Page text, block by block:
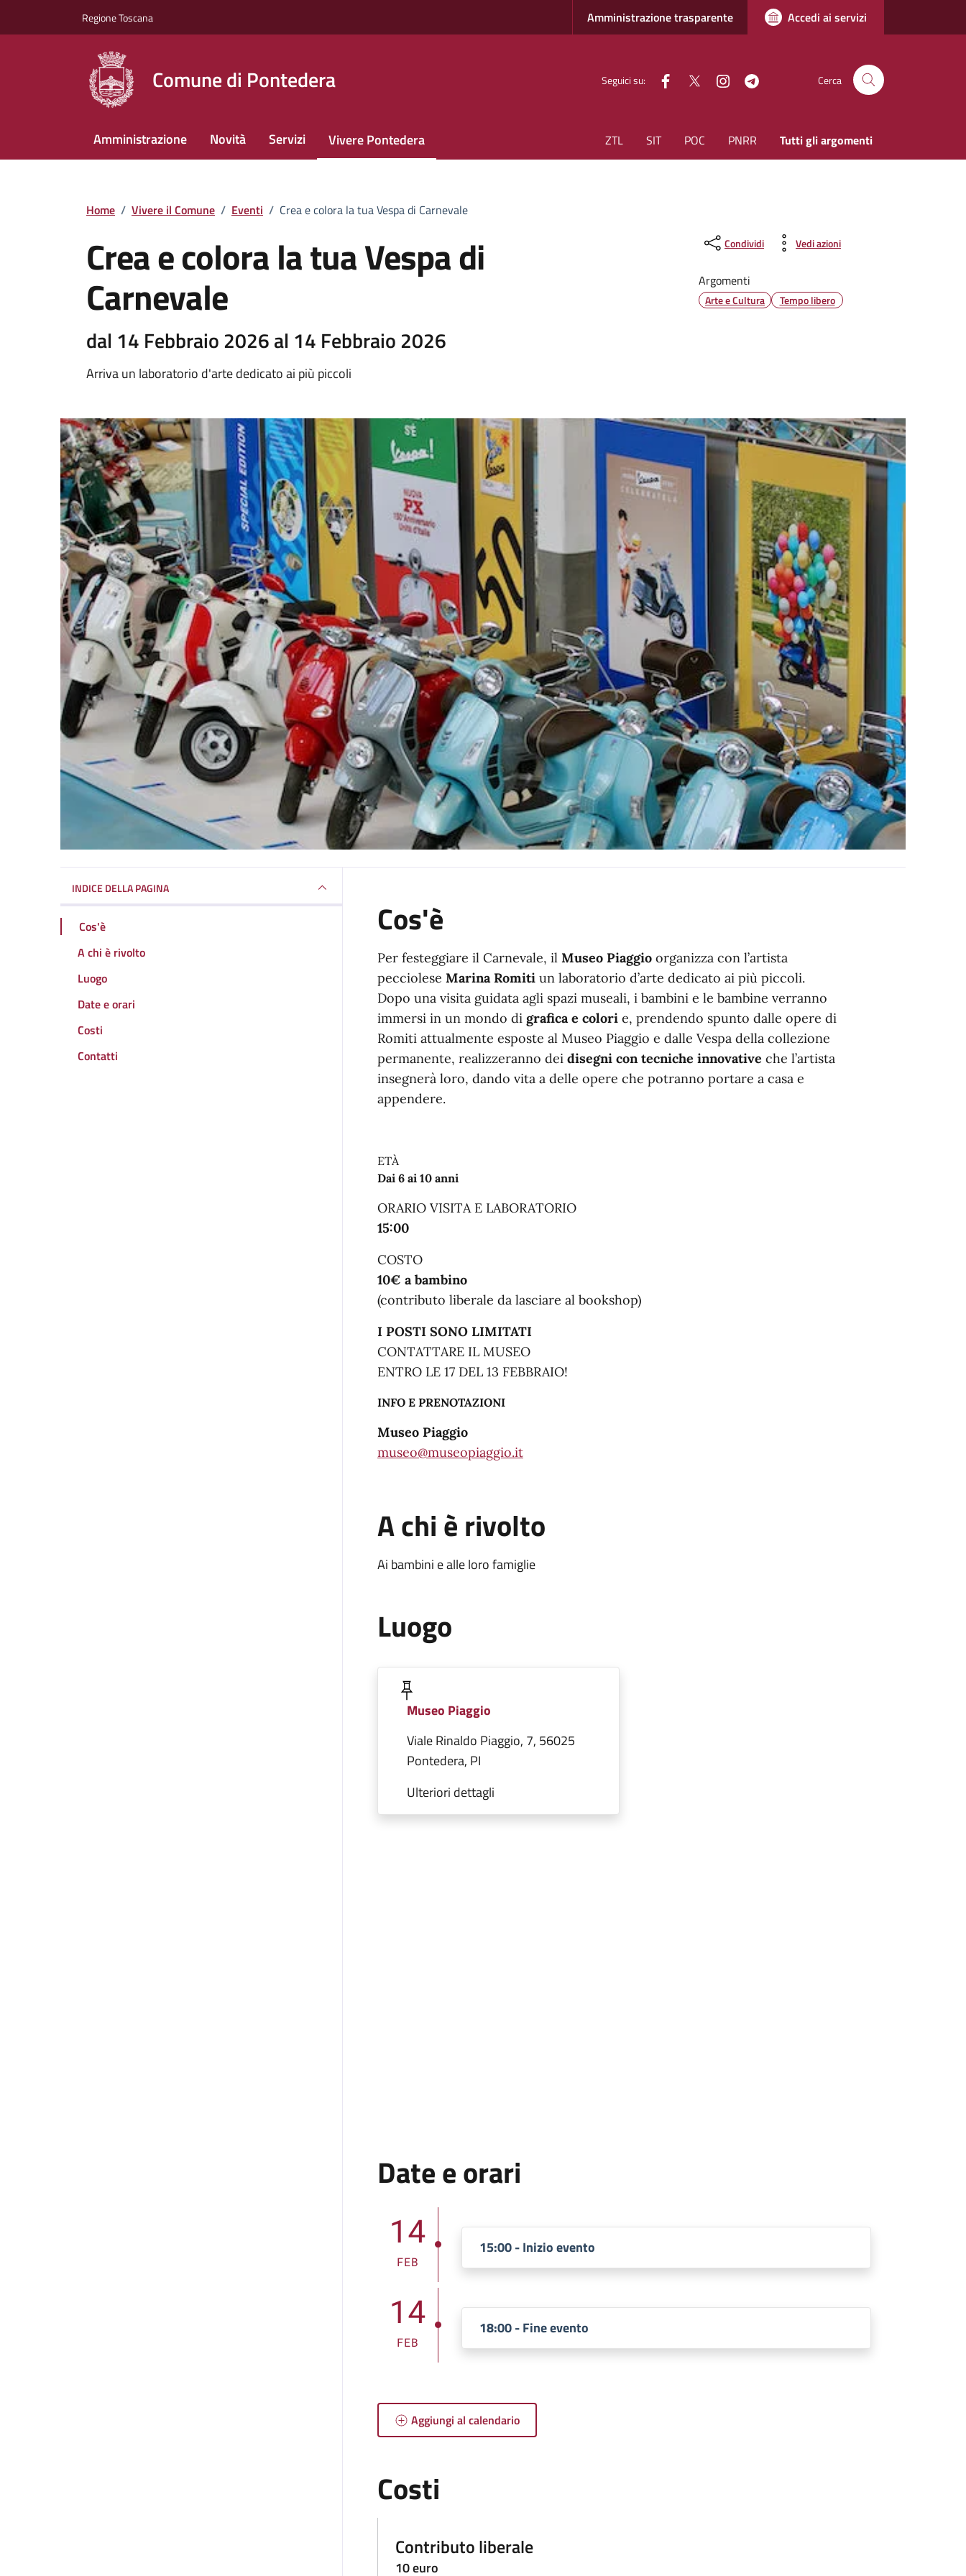
Regione Toscana Amministrazione trasparente Accedi ai servizi
Comune di Pontedera Seguici su: facebook
Twitter instagram Cerca
Amministrazione Novità Servizi Vivere Pontedera ZTL SIT POC PNRR Tutti gli argomenti
Home / Vivere il Comune / Eventi / Crea e colora la tua Vespa di Carnevale
Crea e colora la tua Vespa di
Carnevale
dal 14 Febbraio 2026 al 14 Febbraio 2026
Arriva un laboratorio d'arte dedicato ai più piccoli
Condividi Vedi azioni
Argomenti
Arte e Cultura Tempo libero
INDICE DELLA PAGINA
Cos'è
A chi è rivolto
Luogo
Date e orari
Costi
Contatti
Cos'è
Per festeggiare il Carnevale, il Museo Piaggio organizza con l’artista
pecciolese Marina Romiti un laboratorio d’arte dedicato ai più piccoli.
Dopo una visita guidata agli spazi museali, i bambini e le bambine verranno
immersi in un mondo di grafica e colori e, prendendo spunto dalle opere di
Romiti attualmente esposte al Museo Piaggio e dalle Vespa della collezione
permanente, realizzeranno dei disegni con tecniche innovative che l’artista
insegnerà loro, dando vita a delle opere che potranno portare a casa e
appendere.
ETÀ
Dai 6 ai 10 anni
ORARIO VISITA E LABORATORIO
15:00
COSTO
10€ a bambino
(contributo liberale da lasciare al bookshop)
I POSTI SONO LIMITATI
CONTATTARE IL MUSEO
ENTRO LE 17 DEL 13 FEBBRAIO!
INFO E PRENOTAZIONI
Museo Piaggio
museo@museopiaggio.it
A chi è rivolto
Ai bambini e alle loro famiglie
Luogo
Museo Piaggio
Viale Rinaldo Piaggio, 7, 56025
Pontedera, PI
Ulteriori dettagli
Date e orari
14
FEB
15:00 - Inizio evento
14
FEB
18:00 - Fine evento
Aggiungi al calendario
Costi
Contributo liberale
10 euro